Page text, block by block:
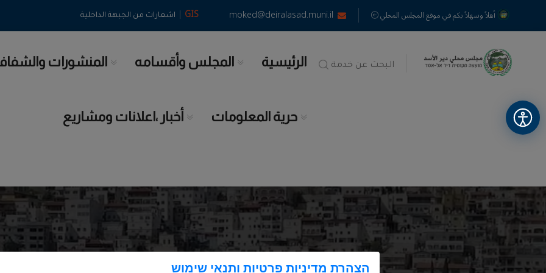
أهلاً وسهلاً بكم في موقع المجلس المحلي moked@deiralasad.muni.il
GIS
| اشعارات من الجبهة الداخلية
البحث عن خدمة الرئيسية المجلس وأقسامه المنشورات
حرية المعلومات أخبار ،اعلانات ومشاريع